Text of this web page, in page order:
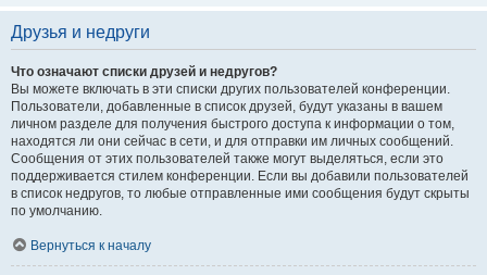
Друзья и недруги
Что означают списки друзей и недругов?
Вы можете включать в эти списки других пользователей конференции.
Пользователи, добавленные в список друзей, будут указаны в вашем
личном разделе для получения быстрого доступа к информации о том,
находятся ли они сейчас в сети, и для отправки им личных сообщений.
Сообщения от этих пользователей также могут выделяться, если это
поддерживается стилем конференции. Если вы добавили пользователей
в список недругов, то любые отправленные ими сообщения будут скрыты
по умолчанию.
Вернуться к началу